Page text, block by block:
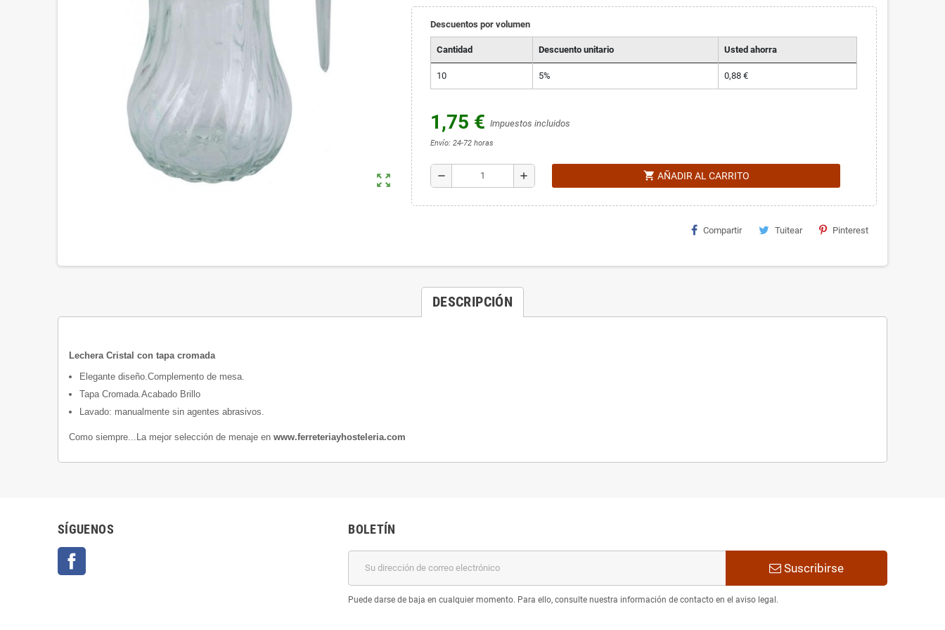
zoom_out_map
Descuentos por volumen
Cantidad Descuento unitario Usted ahorra
10 5% 0,88 €
1,75 € Impuestos incluidos
Envío: 24-72 horas
remove add shopping_cart AÑADIR AL CARRITO
Compartir Tuitear Pinterest
DESCRIPCIÓN
Lechera Cristal con tapa cromada
Elegante diseño.Complemento de mesa.
Tapa Cromada.Acabado Brillo
Lavado: manualmente sin agentes abrasivos.
Como siempre...La mejor selección de menaje en www.ferreteriayhosteleria.com
SÍGUENOS BOLETÍN
Suscribirse
Puede darse de baja en cualquier momento. Para ello, consulte nuestra información de contacto en el aviso legal.